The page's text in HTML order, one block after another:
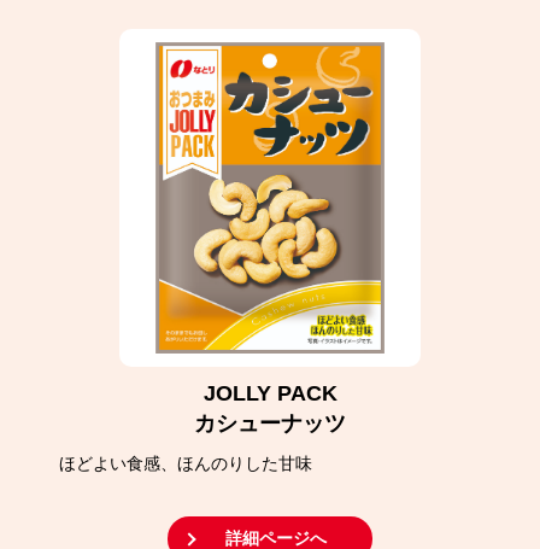
JOLLY PACK
カシューナッツ
ほどよい食感、ほんのりした甘味
詳細ページへ